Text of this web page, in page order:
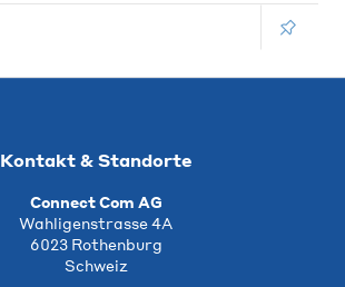
Kontakt & Standorte
Connect Com AG
Wahligenstrasse 4A
6023 Rothenburg
Schweiz